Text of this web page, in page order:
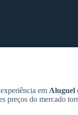
em Aluguel
preços do mercado